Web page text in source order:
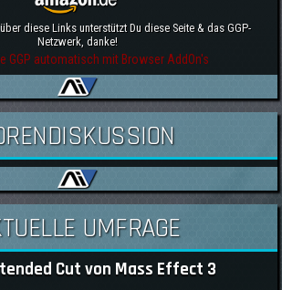
diese Links unterstützt Du diese Seite & das GGP-
Netzwerk, danke!
GGP automatisch mit Browser AddOn's
UMFRAGE
Cut von Mass Effect 3